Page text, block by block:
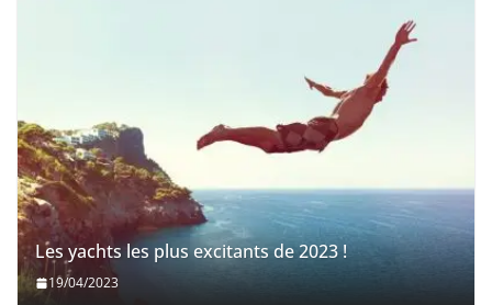
Les yachts les plus excitants de 2023 !
19/04/2023